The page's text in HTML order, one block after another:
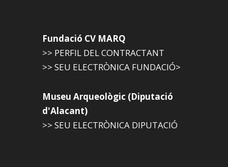
Fundació CV MARQ
>> PERFIL DEL CONTRACTANT
>> SEU ELECTRÒNICA FUNDACIÓ>
Museu Arqueològic (Diputació
d'Alacant)
>> SEU ELECTRÒNICA DIPUTACIÓ